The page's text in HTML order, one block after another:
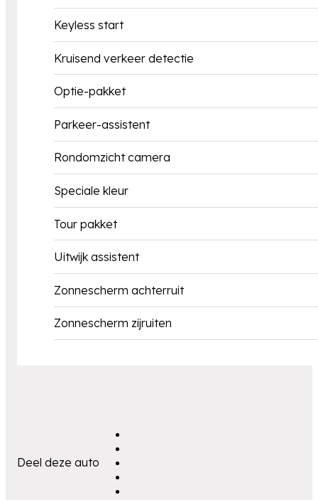
Keyless start
Kruisend verkeer detectie
Optie-pakket
Parkeer-assistent
Rondomzicht camera
Speciale kleur
Tour pakket
Uitwijk assistent
Zonnescherm achterruit
Zonnescherm zijruiten
Deel deze auto